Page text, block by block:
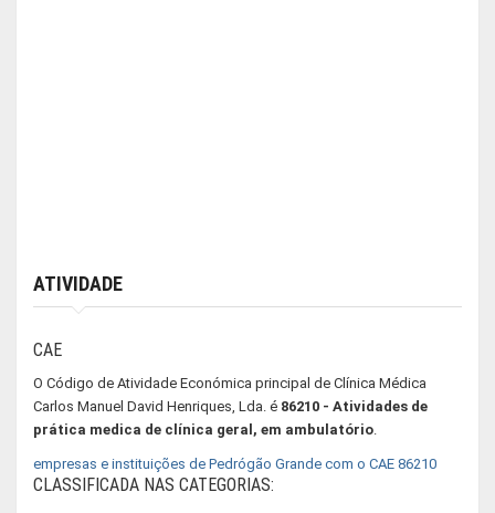
ATIVIDADE
CAE
O Código de Atividade Económica principal de Clínica Médica
Carlos Manuel David Henriques, Lda. é 86210 - Atividades de
prática medica de clínica geral, em ambulatório.
empresas e instituições de Pedrógão Grande com o CAE 86210
CLASSIFICADA NAS CATEGORIAS: